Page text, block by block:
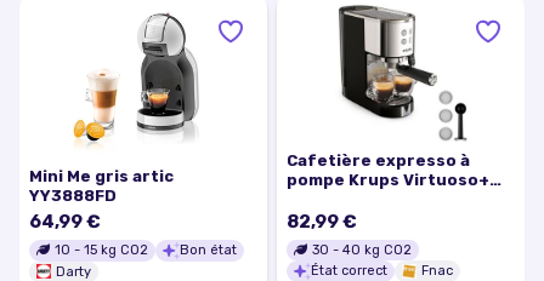
Mini Me gris artic
YY3888FD
64,99 €
10 - 15 kg CO2
Bon état
Darty
Cafetière expresso à
pompe Krups Virtuoso+
82,99 €
30 - 40 kg CO2
État correct
Fnac